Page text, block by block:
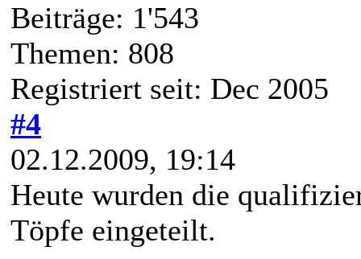
Beiträge: 1'543
Themen: 808
Registriert seit: Dec 2005
#4
02.12.2009, 19:14
Heute wurden die
Töpfe eingeteilt.